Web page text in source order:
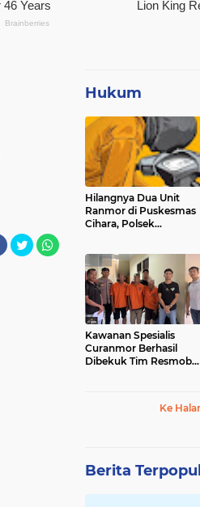
Hukum
Hilangnya Dua Unit
Ranmor di Puskesmas
Cihara, Polsek
Kawanan Spesialis
Curanmor Berhasil
Dibekuk Tim Resmob
Ke
Berita